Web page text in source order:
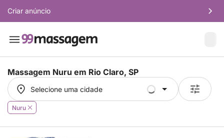
Criar anúncio
Massagem Nuru em Rio Claro, SP
Selecione uma cidade
Selecione uma cidade
Nuru